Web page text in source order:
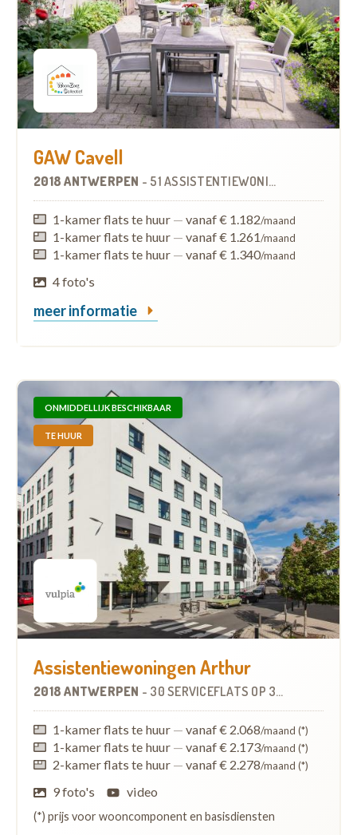
GAW Cavell
2018 ANTWERPEN - 51 ASSISTENTIEWONINGEN
1-kamer flats te huur — vanaf € 1.182/maand
1-kamer flats te huur — vanaf € 1.261/maand
1-kamer flats te huur — vanaf € 1.340/maand
4 foto's
meer informatie
ONMIDDELLIJK BESCHIKBAAR
TE HUUR
Assistentiewoningen Arthur
2018 ANTWERPEN - 30 SERVICEFLATS OP 3.0 KM
1-kamer flats te huur — vanaf € 2.068/maand (*)
1-kamer flats te huur — vanaf € 2.173/maand (*)
2-kamer flats te huur — vanaf € 2.278/maand (*)
9 foto's video
(*) prijs voor wooncomponent en basisdiensten